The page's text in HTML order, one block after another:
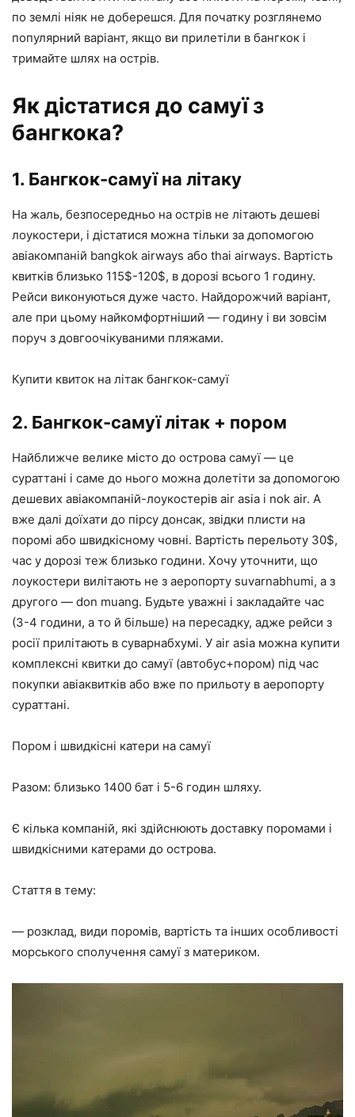
по землі ніяк не доберешся. Для початку розглянемо
популярний варіант, якщо ви прилетіли в бангкок і
тримайте шлях на острів.
Як дістатися до самуї з
бангкока?
1. Бангкок-самуї на літаку
На жаль, безпосередньо на острів не літають дешеві
лоукостери, і дістатися можна тільки за допомогою
авіакомпаній bangkok airways або thai airways. Вартість
квитків близько 115$-120$, в дорозі всього 1 годину.
Рейси виконуються дуже часто. Найдорожчий варіант,
але при цьому найкомфортніший — годину і ви зовсім
поруч з довгоочікуваними пляжами.
Купити квиток на літак бангкок-самуї
2. Бангкок-самуї літак + пором
Найближче велике місто до острова самуї — це
сураттані і саме до нього можна долетіти за допомогою
дешевих авіакомпаній-лоукостерів air asia і nok air. А
вже далі доїхати до пірсу донсак, звідки плисти на
поромі або швидкісному човні. Вартість перельоту 30$,
час у дорозі теж близько години. Хочу уточнити, що
лоукостери вилітають не з аеропорту suvarnabhumi, а з
другого — don muang. Будьте уважні і закладайте час
(3-4 години, а то й більше) на пересадку, адже рейси з
росії прилітають в суварнабхумі. У air asia можна купити
комплексні квитки до самуї (автобус+пором) під час
покупки авіаквитків або вже по прильоту в аеропорту
сураттані.
Пором і швидкісні катери на самуї
Разом: близько 1400 бат і 5-6 годин шляху.
Є кілька компаній, які здійснюють доставку поромами і
швидкісними катерами до острова.
Стаття в тему:
— розклад, види поромів, вартість та інших особливості
морського сполучення самуї з материком.